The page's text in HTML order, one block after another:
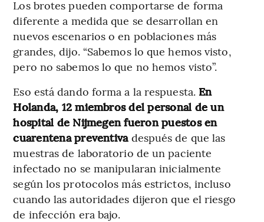
Los brotes pueden comportarse de forma
diferente a medida que se desarrollan en
nuevos escenarios o en poblaciones más
grandes, dijo. “Sabemos lo que hemos visto,
pero no sabemos lo que no hemos visto”.
Eso está dando forma a la respuesta. En
Holanda, 12 miembros del personal de un
hospital de Nijmegen fueron puestos en
cuarentena preventivadespués de que las
muestras de laboratorio de un paciente
infectado no se manipularan inicialmente
según los protocolos más estrictos, incluso
cuando las autoridades dijeron que el riesgo
de infección era bajo.